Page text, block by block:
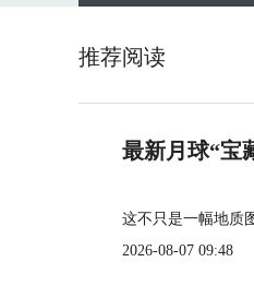
推荐阅读
最新月球“宝
这不只是一幅地质
2026-08-07 09:48